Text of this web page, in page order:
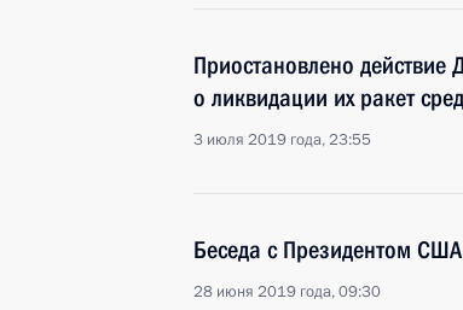
Приостановлено
о ликвидации их ракет
3 июля 2019 года, 23:55
Беседа с Президентом
28 июня 2019 года, 09:30